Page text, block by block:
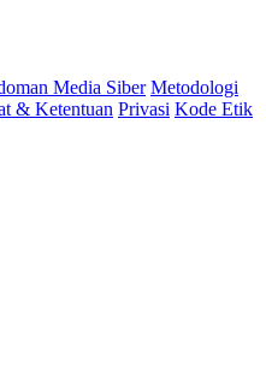
Media Siber Metodologi
& Ketentuan Privasi Kode Etik